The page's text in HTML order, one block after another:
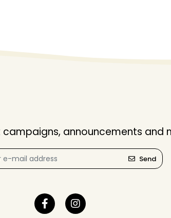
announcements and
Send